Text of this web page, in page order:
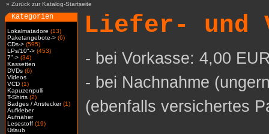
» Zurück zur Katalog-Startseite
Kategorien
Lokalmatadore (13)
Paketangebote-> (6)
CDs-> (595)
LPs/10"-> (453)
7"-> (34)
Kassetten
DVDs (6)
Videos
VCD (1)
Kapuzenpulli
T-Shirts (2)
Badges / Anstecker(1)
Aufkleber
Aufnäher
Lesestoff (19)
Urlaub
Liefer- und
- bei Vorkasse: 4,00
- bei Nachnahme
(ebenfalls versichertes